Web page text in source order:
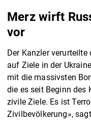
Merz wirft
vor
Der Kanzler
auf Ziele in der
mit die massivsten
die es seit Beginn des
zivile Ziele. Es ist
Zivilbevölkerung»,